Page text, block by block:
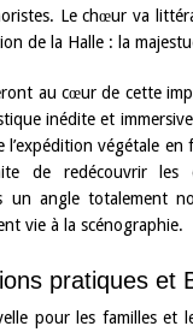
Le chœur va
de la Halle : la
au cœur de cette
inédite et
l’expédition végétale
de redécouvrir les
un angle totalement
vie à la scénographie.
pratiques et
pour les familles et